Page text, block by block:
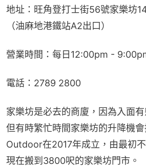
地址：旺角登打士街56號家樂坊
（油麻地港鐵站A2出口）
營業時間：每日12:00pm -
電話：2789 2800
家樂坊是必去的商廈，因為入面有
但有時繁忙時間家樂坊的升降機
Outdoor在2017年成立，由最初
現在搬到3800呎的家樂坊門市。